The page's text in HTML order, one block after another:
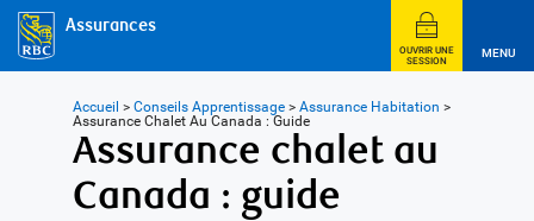
Assurances
OUVRIR UNE
SESSION
MENU
Accueil > Conseils Apprentissage> Assurance Habitation >
Assurance Chalet Au Canada : Guide
Assurance chalet au
Canada : guide